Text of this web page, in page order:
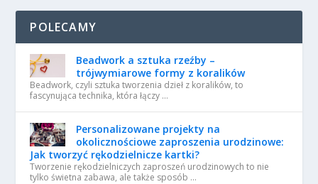
POLECAMY
Beadwork a sztuka rzeźby –
trójwymiarowe formy z koralików
Beadwork, czyli sztuka tworzenia dzieł z koralików, to
fascynująca technika, która łączy …
Personalizowane projekty na
okolicznościowe zaproszenia urodzinowe:
Jak tworzyć rękodzielnicze kartki?
Tworzenie rękodzielniczych zaproszeń urodzinowych to nie
tylko świetna zabawa, ale także sposób …